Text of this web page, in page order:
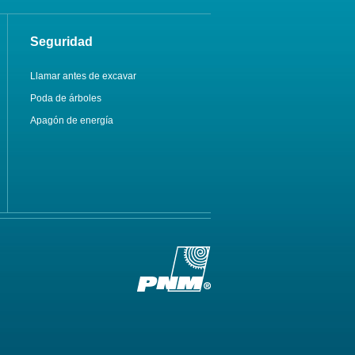
Seguridad
Llamar antes de excavar
Poda de árboles
Apagón de energía